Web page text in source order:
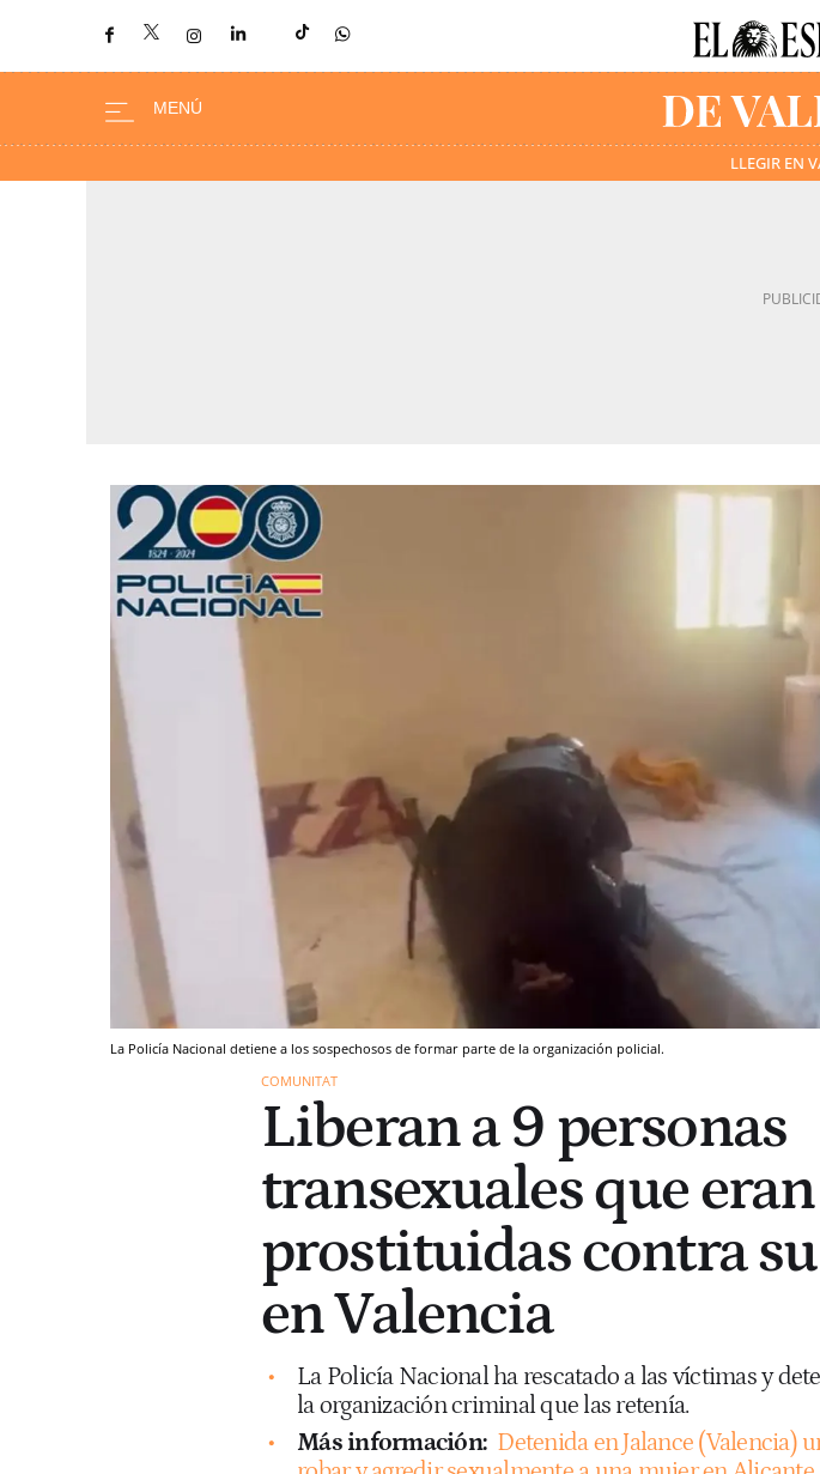
LLEGIR EN
La Policía Nacional detiene a los sospechosos de formar parte de la organización policial.
COMUNITAT
Liberan a 9 personas
transexuales que eran
prostituidas contra
en Valencia
La Policía Nacional ha rescatado a las víctimas y
la organización criminal que las retenía.
Más información: Detenida en Jalance (Valencia)